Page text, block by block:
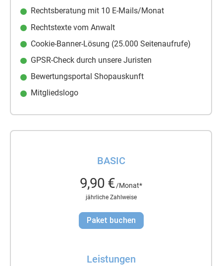
Rechtsberatung mit 10 E-Mails/Monat
Rechtstexte vom Anwalt
Cookie-Banner-Lösung (25.000 Seitenaufrufe)
GPSR-Check durch unsere Juristen
Bewertungsportal Shopauskunft
Mitgliedslogo
BASIC
9,90 €/Monat*
jährliche Zahlweise
Paket buchen
Leistungen